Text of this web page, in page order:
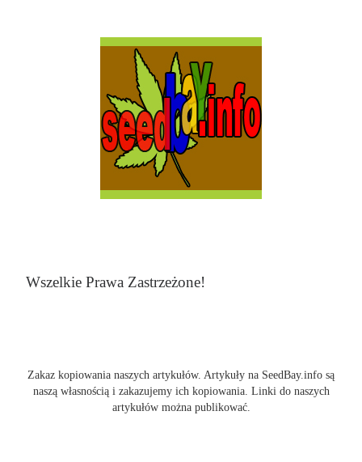
Wszelkie Prawa Zastrzeżone!
Zakaz kopiowania naszych artykułów. Artykuły na SeedBay.info są
naszą własnością i zakazujemy ich kopiowania. Linki do naszych
artykułów można publikować.